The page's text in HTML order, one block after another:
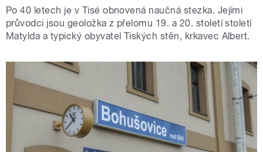
Po 40 letech je v Tisé obnovená naučná stezka. Jejími
průvodci jsou geoložka z přelomu 19. a 20. století století
Matylda a typický obyvatel Tiských stěn, krkavec Albert.